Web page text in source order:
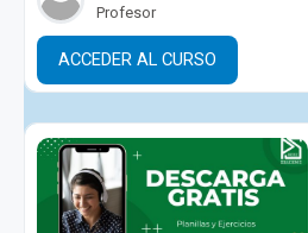
Profesor
ACCEDER AL CURSO